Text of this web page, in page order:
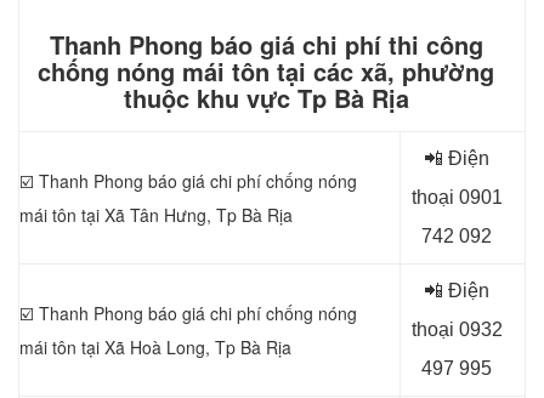
Thanh Phong báo giá chi phí thi công
chống nóng mái tôn tại các xã, phường
thuộc khu vực Tp Bà Rịa
☑️ Thanh Phong báo giá chi phí chống nóng
mái tôn tại Xã Tân Hưng, Tp Bà Rịa
📲 Điện
thoại 0901
742 092
☑️ Thanh Phong báo giá chi phí chống nóng
mái tôn tại Xã Hoà Long, Tp Bà Rịa
📲 Điện
thoại 0932
497 995